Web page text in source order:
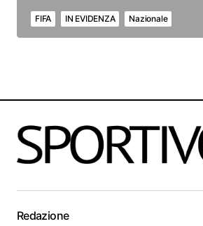
FIFA IN EVIDENZA Nazionale
Redazione